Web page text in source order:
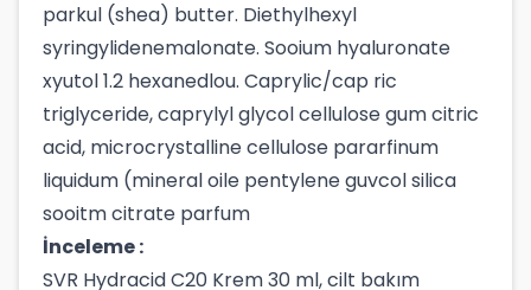
parkul (shea) butter. Diethylhexyl
syringylidenemalonate. Sooium hyaluronate
xyutol 1.2 hexanedlou. Caprylic/cap ric
triglyceride, caprylyl glycol cellulose gum citric
acid, microcrystalline cellulose pararfinum
liquidum (mineral oile pentylene guvcol silica
sooitm citrate parfum
İnceleme :
SVR Hydracid C20 Krem 30 ml, cilt bakım